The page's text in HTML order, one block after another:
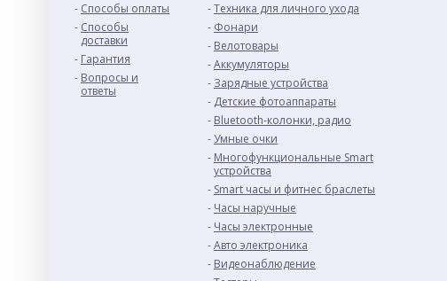
Способы оплаты
Способы
доставки
Гарантия
Вопросы и
ответы
Техника для личного ухода
Фонари
Велотовары
Аккумуляторы
Зарядные устройства
Детские фотоаппараты
Bluetooth-колонки, радио
Умные очки
Многофункциональные Smart
устройства
Smart часы и фитнес браслеты
Часы наручные
Часы электронные
Авто электроника
Видеонаблюдение